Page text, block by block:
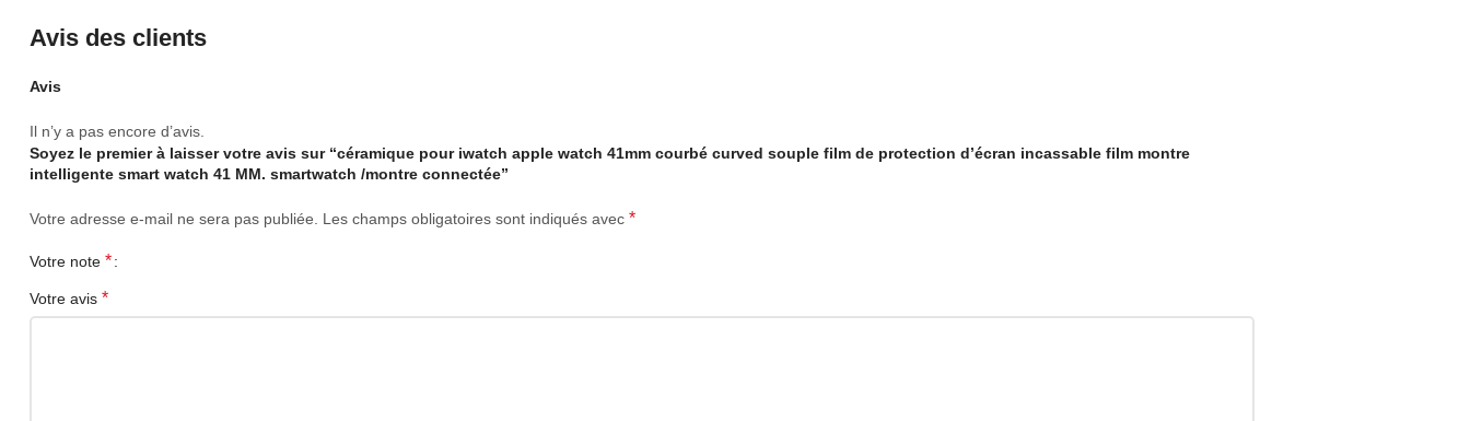
Avis des clients
Avis
Il n’y a pas encore d’avis.
Soyez le premier à laisser votre avis sur “céramique pour iwatch apple watch 41mm courbé curved souple film de protection d’écran incassable film montre
intelligente smart watch 41 MM. smartwatch /montre connectée”
Votre adresse e-mail ne sera pas publiée. Les champs obligatoires sont indiqués avec *
Votre note *
Votre avis *